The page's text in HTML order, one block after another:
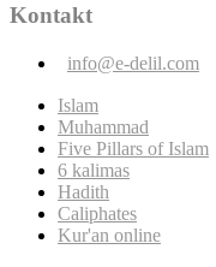
Kontakt
info@e-delil.com
Islam
Muhammad
Five Pillars of Islam
6 kalimas
Hadith
Caliphates
Kur'an online